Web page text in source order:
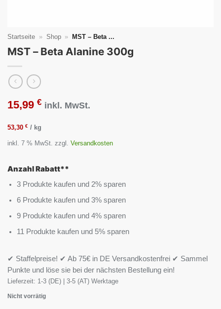
Startseite » Shop » MST – Beta ...
MST – Beta Alanine 300g
15,99 € inkl. MwSt.
53,30 € / kg
inkl. 7 % MwSt. zzgl. Versandkosten
Anzahl Rabatt**
3 Produkte kaufen und 2% sparen
6 Produkte kaufen und 3% sparen
9 Produkte kaufen und 4% sparen
11 Produkte kaufen und 5% sparen
✔ Staffelpreise! ✔ Ab 75€ in DE Versandkostenfrei ✔ Sammel
Punkte und löse sie bei der nächsten Bestellung ein!
Lieferzeit: 1-3 (DE) | 3-5 (AT) Werktage
Nicht vorrätig